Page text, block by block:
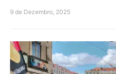
9 de Dezembro, 2025